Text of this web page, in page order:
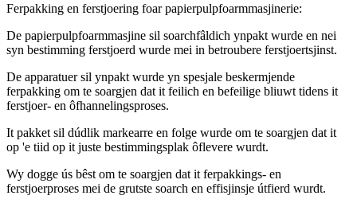
Ferpakking en ferstjoering foar papierpulpfoarmmasjinerie:
De papierpulpfoarmmasjine sil soarchfâldich ynpakt wurde en nei
syn bestimming ferstjoerd wurde mei in betroubere ferstjoertsjinst.
De apparatuer sil ynpakt wurde yn spesjale beskermjende
ferpakking om te soargjen dat it feilich en befeilige bliuwt tidens it
ferstjoer- en ôfhannelingsproses.
It pakket sil dúdlik markearre en folge wurde om te soargjen dat it
op 'e tiid op it juste bestimmingsplak ôflevere wurdt.
Wy dogge ús bêst om te soargjen dat it ferpakkings- en
ferstjoerproses mei de grutste soarch en effisjinsje útfierd wurdt.